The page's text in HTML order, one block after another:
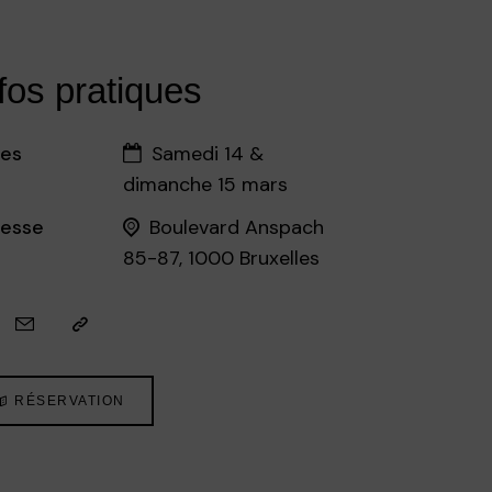
pratiques
Samedi 14 &
dimanche 15 mars
Boulevard Anspach
85-87, 1000 Bruxelles
RÉSERVATION